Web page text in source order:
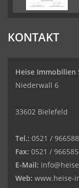
KONTAKT
Heise Immobilien
Niederwall 6
33602 Bielefeld
Tel.: 0521 / 966588
Fax: 0521 /
E-Mail:
Web: www.heise-